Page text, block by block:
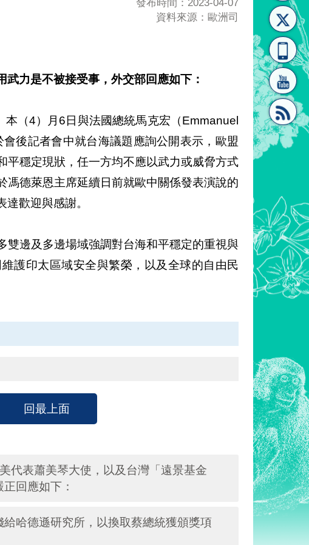
結]" [連
資料來源：歐洲司
力是不被接受事，外交部回應如下：
（4）月6日與法國總統馬克宏（Emmanuel
後記者會中就台海議題應詢公開表示，歐盟
穩定現狀，任一方均不應以武力或威脅方式
德萊恩主席延續日前就歐中關係發表演說的
歡迎與感謝。
邊及多邊場域強調對台海和平穩定的重視與
護印太區域安全與繁榮，以及全球的自由民
回最上面
代表蕭美琴大使，以及台灣「遠景基金
回應如下：
哈德遜研究所，以換取蔡總統獲頒獎項